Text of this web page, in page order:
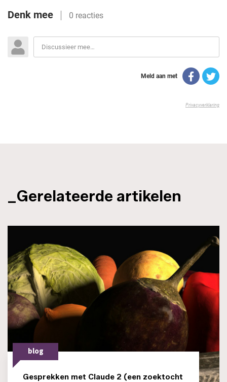
_Gerelateerde artikelen
blog
Gesprekken met Claude 2 (een zoektocht